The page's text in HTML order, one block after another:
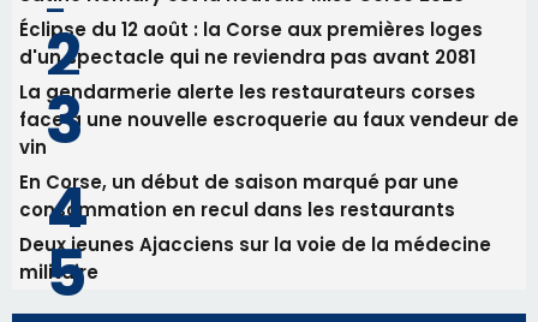
Deux jeunes Ajacciens sur la voie de la médecine
militaire
Newsletter
Inscrivez-vous à la newsletter de CNI et recevez par
email les infos les plus importantes et une sélection de
nos meilleurs articles